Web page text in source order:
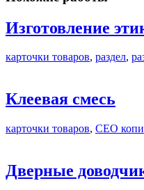
Изготовление
карточки товаров, раздел,
Клеевая смесь
карточки товаров, СЕО
Дверные